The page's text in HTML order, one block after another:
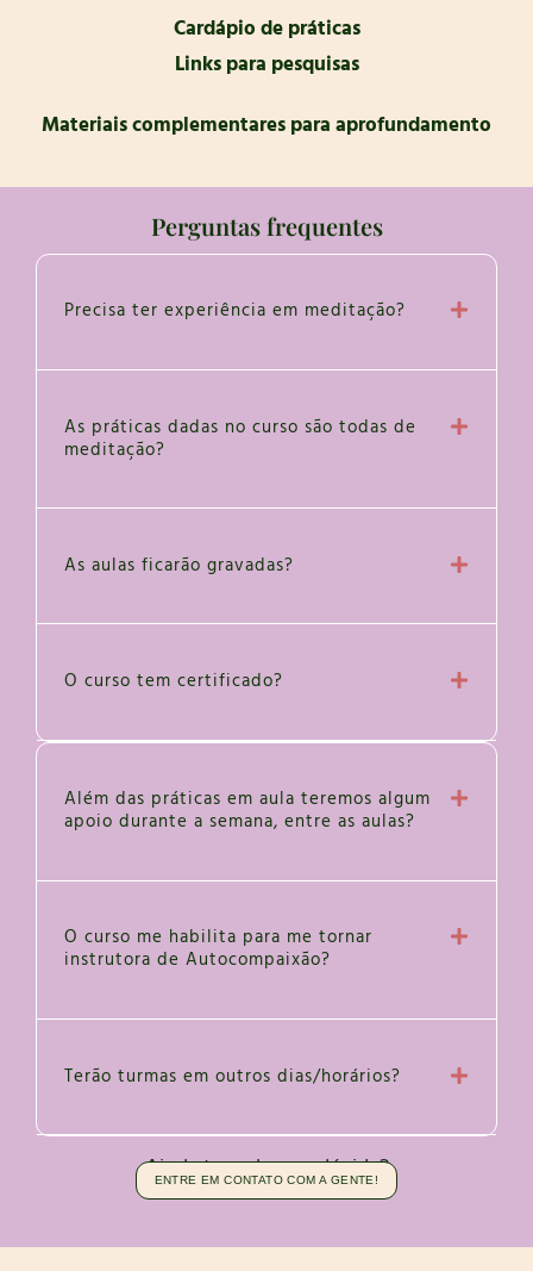
Cardápio de práticas
Links para pesquisas
Materiais complementares para aprofundamento
Perguntas frequentes
Precisa ter experiência em meditação?
As práticas dadas no curso são todas de
meditação?
As aulas ficarão gravadas?
O curso tem certificado?
Além das práticas em aula teremos algum
apoio durante a semana, entre as aulas?
O curso me habilita para me tornar
instrutora de Autocompaixão?
Terão turmas em outros dias/horários?
Ainda tem alguma dúvida?
ENTRE EM CONTATO COM A GENTE!